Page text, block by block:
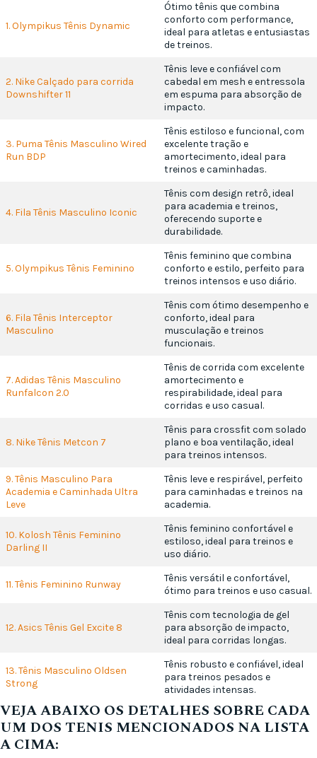
1. Olympikus Tênis Dynamic
Ótimo tênis que combina
conforto com performance,
ideal para atletas e entusiastas
de treinos.
2. Nike Calçado para corrida
Downshifter 11
Tênis leve e confiável com
cabedal em mesh e entressola
em espuma para absorção de
impacto.
3. Puma Tênis Masculino Wired
Run BDP
Tênis estiloso e funcional, com
excelente tração e
amortecimento, ideal para
treinos e caminhadas.
4. Fila Tênis Masculino Iconic
Tênis com design retrô, ideal
para academia e treinos,
oferecendo suporte e
durabilidade.
5. Olympikus Tênis Feminino
Tênis feminino que combina
conforto e estilo, perfeito para
treinos intensos e uso diário.
6. Fila Tênis Interceptor
Masculino
Tênis com ótimo desempenho e
conforto, ideal para
musculação e treinos
funcionais.
7. Adidas Tênis Masculino
Runfalcon 2.0
Tênis de corrida com excelente
amortecimento e
respirabilidade, ideal para
corridas e uso casual.
8. Nike Tênis Metcon 7
Tênis para crossfit com solado
plano e boa ventilação, ideal
para treinos intensos.
9. Tênis Masculino Para
Academia e Caminhada Ultra
Leve
Tênis leve e respirável, perfeito
para caminhadas e treinos na
academia.
10. Kolosh Tênis Feminino
Darling II
Tênis feminino confortável e
estiloso, ideal para treinos e
uso diário.
11. Tênis Feminino Runway
Tênis versátil e confortável,
ótimo para treinos e uso casual.
12. Asics Tênis Gel Excite 8
Tênis com tecnologia de gel
para absorção de impacto,
ideal para corridas longas.
13. Tênis Masculino Oldsen
Strong
Tênis robusto e confiável, ideal
para treinos pesados e
atividades intensas.
VEJA ABAIXO OS DETALHES SOBRE CADA
UM DOS TENIS MENCIONADOS NA LISTA
A CIMA: